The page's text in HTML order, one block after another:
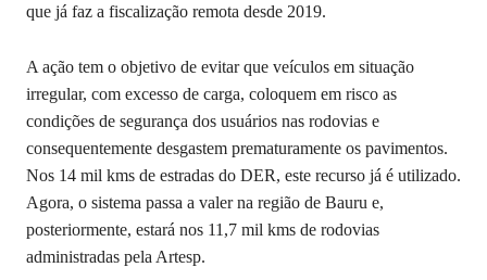
que já faz a fiscalização remota desde 2019.
A ação tem o objetivo de evitar que veículos em situação
irregular, com excesso de carga, coloquem em risco as
condições de segurança dos usuários nas rodovias e
consequentemente desgastem prematuramente os pavimentos.
Nos 14 mil kms de estradas do DER, este recurso já é utilizado.
Agora, o sistema passa a valer na região de Bauru e,
posteriormente, estará nos 11,7 mil kms de rodovias
administradas pela Artesp.